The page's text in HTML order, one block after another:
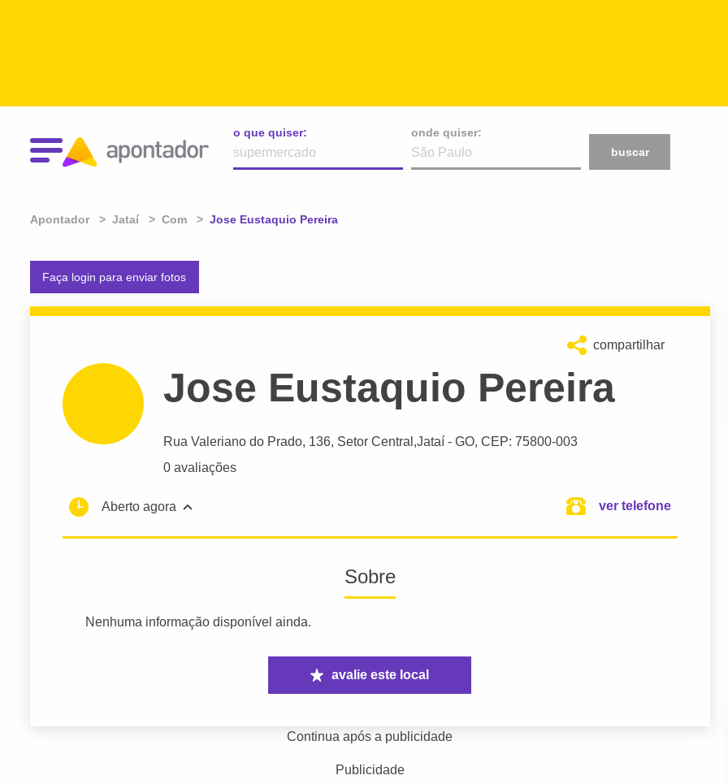
o que quiser:
onde quiser:
buscar
Apontador Jataí Com Atual:
Jose Eustaquio Pereira
Faça login para enviar fotos
compartilhar
Jose Eustaquio Pereira
Rua Valeriano do Prado, 136, Setor Central,Jataí - GO, CEP: 75800-003
0 avaliações
Aberto agora ver telefone
Sobre
Nenhuma informação disponível ainda.
avalie este local
Continua após a publicidade
Publicidade